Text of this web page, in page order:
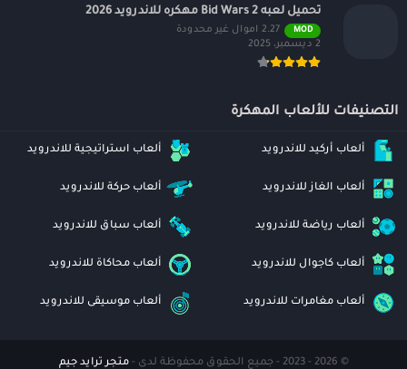
تحميل لعبه Bid Wars 2 مهكره للاندرويد 2026
MOD
2.27 اموال غير محدودة
2 ديسمبر، 2025
التصنيفات للألعاب المهكرة
ألعاب أركيد للاندرويد ألعاب استراتيجية للاندرويد
ألعاب الغاز للاندرويد ألعاب حركة للاندرويد
ألعاب رياضة للاندرويد ألعاب سباق للاندرويد
ألعاب كاجوال للاندرويد ألعاب محاكاة للاندرويد
ألعاب مغامرات للاندرويد ألعاب موسيقى للاندرويد
© 2026 - 2023 - جميع الحقوق محفوظة لدى - متجر ترايد جيم